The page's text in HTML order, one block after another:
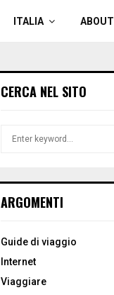
ITALIA ABOUT
CERCA NEL SITO
h
o
:
ARGOMENTI
Guide di viaggio
Internet
Viaggiare